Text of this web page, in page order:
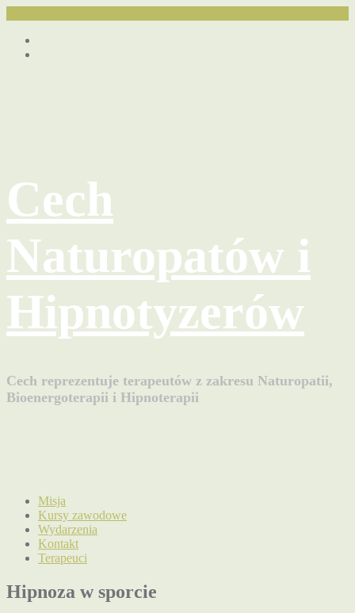
Przejdź
Cech
Naturopatów i
Hipnotyzerów
Cech reprezentuje terapeutów z zakresu Naturopatii,
Bioenergoterapii i Hipnoterapii
Misja
Kursy zawodowe
Wydarzenia
Kontakt
Terapeuci
Hipnoza w sporcie